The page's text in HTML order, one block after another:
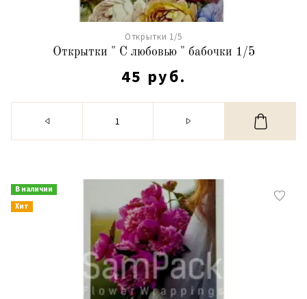
Открытки 1/5
Открытки " С любовью " бабочки 1/5
45 руб.
В наличии
Хит